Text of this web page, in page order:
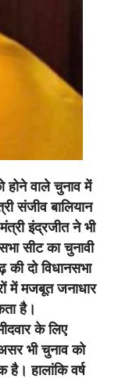
होने वाले चुनाव में
संजीव बालियान
इंद्रजीत ने भी
सीट का चुनावी
दो विधानसभा
में मजबूत जनाधार
है।
के लिए
भी चुनाव को
है। हालांकि वर्ष